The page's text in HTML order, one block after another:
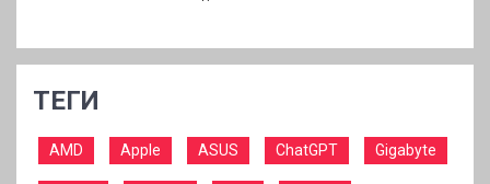
ТЕГИ
AMD Apple ASUS ChatGPT Gigabyte